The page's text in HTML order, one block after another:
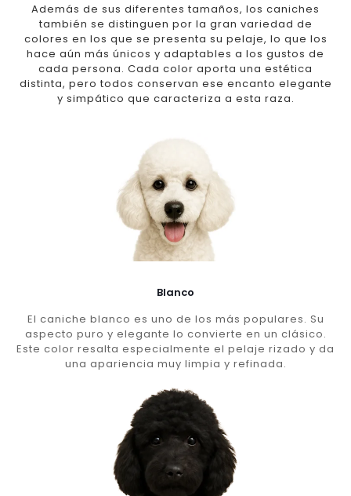
Además de sus diferentes tamaños, los caniches
también se distinguen por la gran variedad de
colores en los que se presenta su pelaje, lo que los
hace aún más únicos y adaptables a los gustos de
cada persona. Cada color aporta una estética
distinta, pero todos conservan ese encanto elegante
y simpático que caracteriza a esta raza.
Blanco
El caniche blanco es uno de los más populares. Su
aspecto puro y elegante lo convierte en un clásico.
Este color resalta especialmente el pelaje rizado y da
una apariencia muy limpia y refinada.